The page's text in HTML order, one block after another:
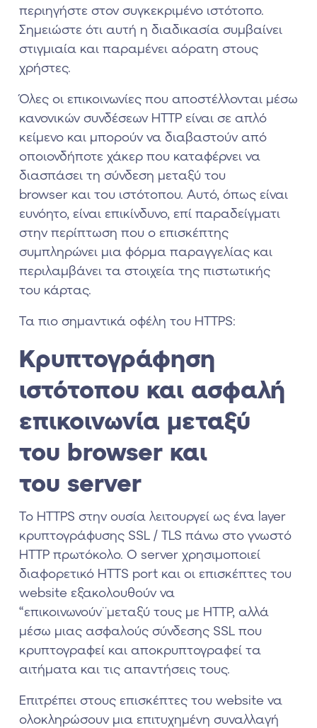
περιηγήστε στον συγκεκριμένο ιστότοπο.
Σημειώστε ότι αυτή η διαδικασία συμβαίνει
στιγμιαία και παραμένει αόρατη στους
χρήστες.
Όλες οι επικοινωνίες που αποστέλλονται μέσω
κανονικών συνδέσεων HTTP είναι σε απλό
κείμενο και μπορούν να διαβαστούν από
οποιονδήποτε χάκερ που καταφέρνει να
διασπάσει τη σύνδεση μεταξύ του
browser και του ιστότοπου. Αυτό, όπως είναι
ευνόητο, είναι επικίνδυνο, επί παραδείγματι
στην περίπτωση που ο επισκέπτης
συμπληρώνει μια φόρμα παραγγελίας και
περιλαμβάνει τα στοιχεία της πιστωτικής
του κάρτας.
Τα πιο σημαντικά οφέλη του HTTPS:
Κρυπτογράφηση
ιστότοπου και ασφαλή
επικοινωνία μεταξύ
του browser και
του server
Το HTTPS στην ουσία λειτουργεί ως ένα layer
κρυπτογράφυσης SSL / TLS πάνω στο γνωστό
HTTP πρωτόκολο. Ο server χρησιμοποιεί
διαφορετικό HTTS port και οι επισκέπτες του
website εξακολουθούν να
“επικοινωνούν¨μεταξύ τους με HTTP, αλλά
μέσω μιας ασφαλούς σύνδεσης SSL που
κρυπτογραφεί και αποκρυπτογραφεί τα
αιτήματα και τις απαντήσεις τους.
Επιτρέπει στους επισκέπτες του website να
ολοκληρώσουν μια επιτυχημένη συναλλαγή